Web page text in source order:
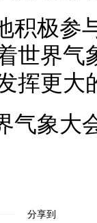
积极参
世界气
挥更大
气象大
分享到